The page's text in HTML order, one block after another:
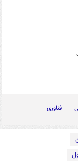
فناوری